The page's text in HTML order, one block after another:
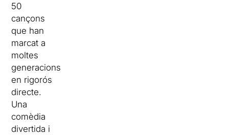
50
cançons
que han
marcat a
moltes
generacions
en rigorós
directe.
Una
comèdia
divertida i